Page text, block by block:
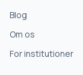
Blog
Om os
For institutioner